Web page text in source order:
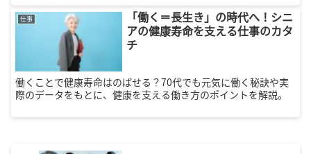
仕事
「働く＝長生き」の時代へ！シニ
アの健康寿命を支える仕事のカタ
チ
働くことで健康寿命はのばせる？70代でも元気に働く秘訣や実
際のデータをもとに、健康を支える働き方のポイントを解説。